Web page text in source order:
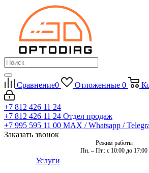
Сравнение0 Отложенные 0
+7 812 426 11 24
+7 812 426 11 24 Отдел продаж
+7 995 595 11 00 MAX / Whatsapp /
Заказать звонок
Режим работы
Пн. – Пт.: с 10:00 до 17:00
Услуги